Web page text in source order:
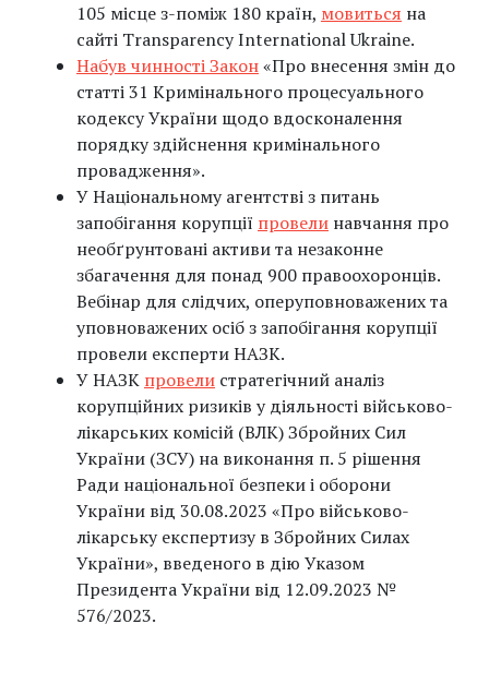
105 місце з-поміж 180 країн, мовиться на
сайті Transparency International Ukraine.
Набув чинності Закон«Про внесення змін до
статті 31 Кримінального процесуального
кодексу України щодо вдосконалення
порядку здійснення кримінального
провадження».
У Національному агентстві з питань
запобігання корупції провели навчання про
необґрунтовані активи та незаконне
збагачення для понад 900 правоохоронців.
Вебінар для слідчих, оперуповноважених та
уповноважених осіб з запобігання корупції
провели експерти НАЗК.
У НАЗК провели стратегічний аналіз
корупційних ризиків у діяльності військово-
лікарських комісій (ВЛК) Збройних Сил
України (ЗСУ) на виконання п. 5 рішення
Ради національної безпеки і оборони
України від 30.08.2023 «Про військово-
лікарську експертизу в Збройних Силах
України», введеного в дію Указом
Президента України від 12.09.2023 №
576/2023.